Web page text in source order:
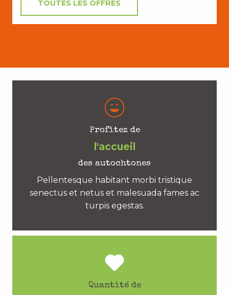
TOUTES LES OFFRES
Profitez de
l'accueil
des autochtones
Pellentesque habitant morbi tristique
senectus et netus et malesuada fames ac
turpis egestas.
Quantité de